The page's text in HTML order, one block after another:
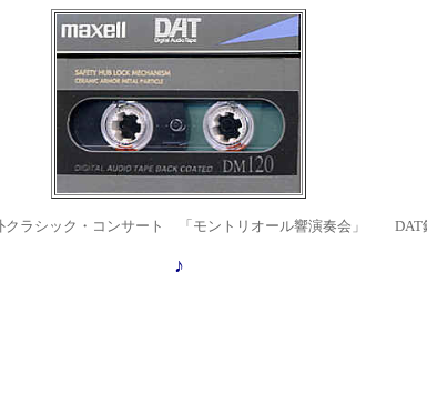
クラシック・コンサート 「モントリオール響演奏会」 DAT
♪